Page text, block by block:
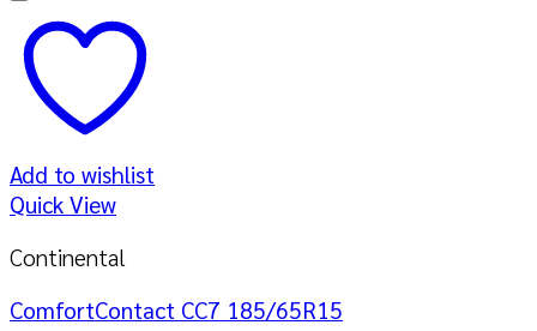
Add to wishlist
Quick View
Continental
ComfortContact CC7 185/65R15